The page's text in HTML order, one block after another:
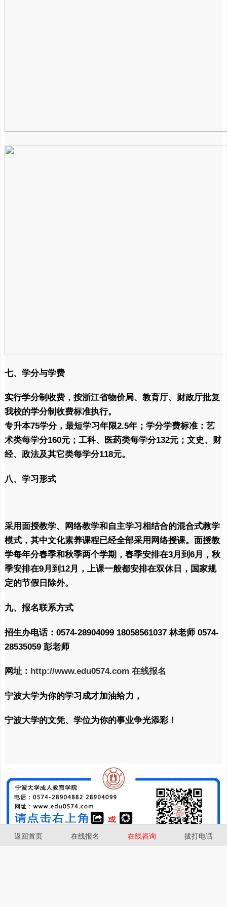
七、学分与学费
实行学分制收费，按浙江省物价局、教育厅、财政厅批复
我校的学分制收费标准执行。
专升本75学分，最短学习年限2.5年；学分学费标准：艺
术类每学分160元；工科、医药类每学分132元；文史、财
经、政法及其它类每学分118元。
八、学习形式
采用面授教学、网络教学和自主学习相结合的混合式教学
模式，其中文化素养课程已经全部采用网络授课。面授教
学每年分春季和秋季两个学期，春季安排在3月到6月，秋
季安排在9月到12月，上课一般都安排在双休日，国家规
定的节假日除外。
九、报名联系方式
招生办电话：0574-28904099 18058561037 林老师 0574-
28535059 彭老师
网址： http://www.edu0574.com 在线报名
宁波大学为你的学习成才加油给力，
宁波大学的文凭、学位为你的事业争光添彩！
返回首页 在线报名 在线咨询 拔打电话